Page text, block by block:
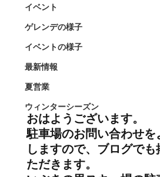
イベント
ゲレンデの様子
イベントの様子
最新情報
夏営業
ウィンターシーズン
おはようございます。
駐車場のお問い合わせ
しますので、ブログで
ただきます。